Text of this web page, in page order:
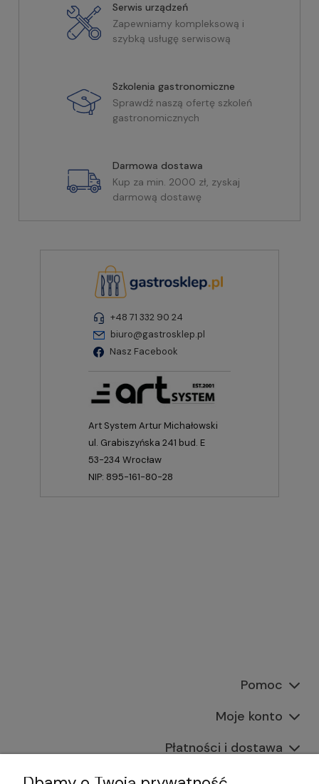
Serwis urządzeń
Zapewniamy kompleksową i
szybką usługę serwisową
Szkolenia gastronomiczne
Sprawdź naszą ofertę szkoleń
gastronomicznych
Darmowa dostawa
Kup za min. 2000 zł, zyskaj
darmową dostawę
+48 71 332 90 24
biuro@gastrosklep.pl
Nasz Facebook
Art System Artur Michałowski
ul. Grabiszyńska 241 bud. E
53-234 Wrocław
NIP: 895-161-80-28
Pomoc
Moje konto
Płatności i dostawa
Informacje